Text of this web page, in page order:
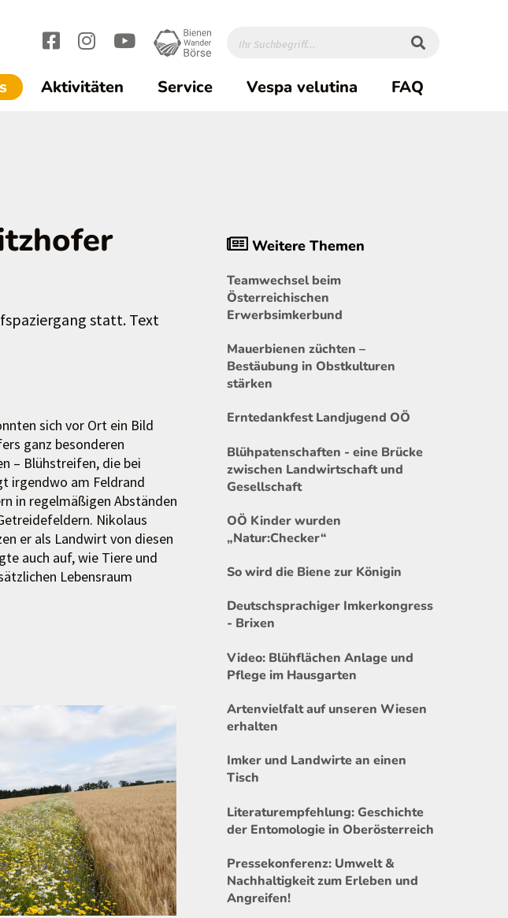
(current)1
Aktivitäten Service Vespa velutina FAQ
statt. Text
sich vor Ort ein Bild
ganz besonderen
– Blühstreifen, die bei
irgendwo am Feldrand
in regelmäßigen Abständen
Nikolaus
er als Landwirt von diesen
auch auf, wie Tiere und
Lebensraum
Weitere Themen
Teamwechsel beim
Österreichischen
Erwerbsimkerbund
Mauerbienen züchten –
Bestäubung in Obstkulturen
stärken
Erntedankfest Landjugend OÖ
Blühpatenschaften - eine Brücke
zwischen Landwirtschaft und
Gesellschaft
OÖ Kinder wurden
„Natur:Checker“
So wird die Biene zur Königin
Deutschsprachiger Imkerkongress
- Brixen
Video: Blühflächen Anlage und
Pflege im Hausgarten
Artenvielfalt auf unseren Wiesen
erhalten
Imker und Landwirte an einen
Tisch
Literaturempfehlung: Geschichte
der Entomologie in Oberösterreich
Pressekonferenz: Umwelt &
Nachhaltigkeit zum Erleben und
Angreifen!